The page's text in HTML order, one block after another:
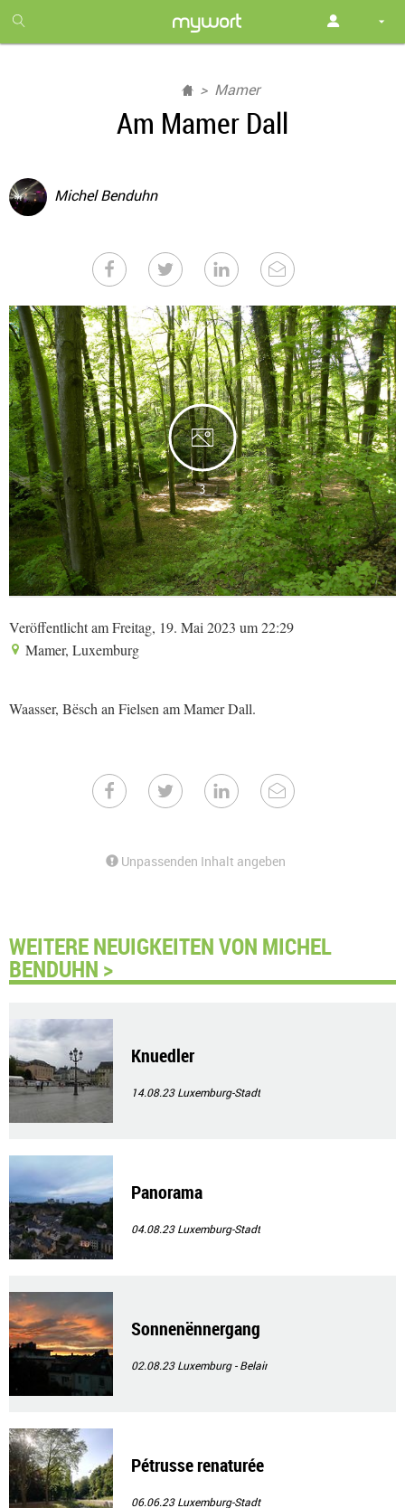
month
free
Mamer
Am Mamer Dall
Michel Benduhn
3
Veröffentlicht am Freitag, 19. Mai 2023 um 22:29
Mamer, Luxemburg
Waasser, Bësch an Fielsen am Mamer Dall.
Unpassenden Inhalt angeben
WEITERE NEUIGKEITEN VON MICHEL
BENDUHN >
Knuedler
14.08.23Luxemburg-Stadt
Panorama
04.08.23Luxemburg-Stadt
Sonnenënnergang
02.08.23Luxemburg - Belair
Pétrusse renaturée
06.06.23Luxemburg-Stadt